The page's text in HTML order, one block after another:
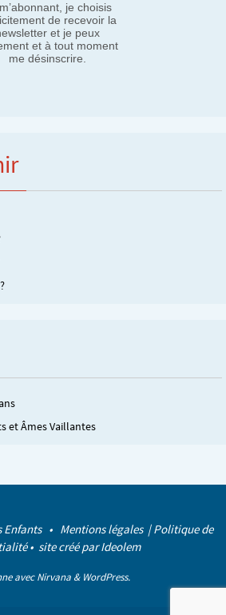
je choisis
de recevoir la
et je peux
et à tout moment
me désinscrire.
et Âmes Vaillantes
Enfants • Mentions légales |Politique de
• site créé parIdeolem
avecNirvana & WordPress.